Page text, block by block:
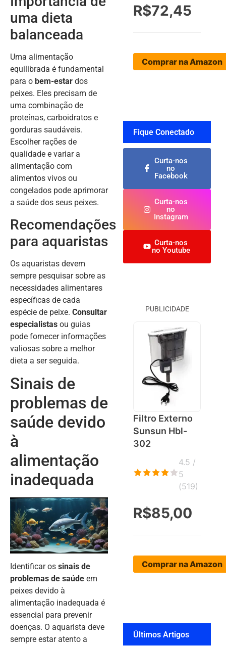
uma dieta
balanceada
Uma alimentação
equilibrada é fundamental
para o bem-estar dos
peixes. Eles precisam de
uma combinação de
proteínas, carboidratos e
gorduras saudáveis.
Escolher rações de
qualidade e variar a
alimentação com
alimentos vivos ou
congelados pode aprimorar
a saúde dos seus peixes.
Recomendações
para aquaristas
Os aquaristas devem
sempre pesquisar sobre as
necessidades alimentares
específicas de cada
espécie de peixe. Consultar
especialistas ou guias
pode fornecer informações
valiosas sobre a melhor
dieta a ser seguida.
Sinais de
problemas de
saúde devido
à
alimentação
inadequada
Identificar os sinais de
problemas de saúde em
peixes devido à
alimentação inadequada é
essencial para prevenir
doenças. O aquarista deve
sempre estar atento a
R$72,45
Comprar na Amazon
Fique Conectado
Curta-nos
no
Facebook
Curta-nos
no
Instagram
Curta-nos
no Youtube
PUBLICIDADE
Filtro Externo
Sunsun Hbl-
302
4.5 /
5
(519)
R$85,00
Comprar na Amazon
Últimos Artigos